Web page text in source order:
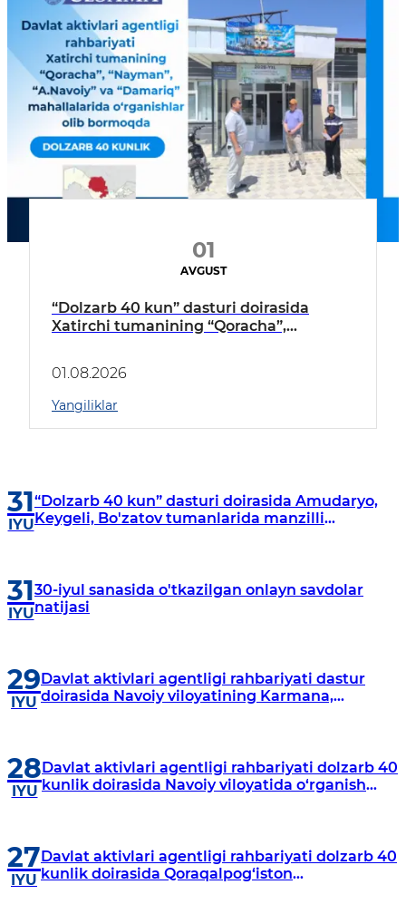
01
AVGUST
“Dolzarb 40 kun” dasturi doirasida
Xatirchi tumanining “Qoracha”,
borildi
01.08.2026
Yangiliklar
31
IYU
“Dolzarb 40 kun” dasturi doirasida Amudaryo,
Keygeli, Bo'zatov tumanlarida manzilli
31
IYU
30-iyul sanasida o'tkazilgan onlayn savdolar
natijasi
29
IYU
Davlat aktivlari agentligi rahbariyati dastur
doirasida Navoiy viloyatining Karmana,
28
IYU
Davlat aktivlari agentligi rahbariyati dolzarb 40
kunlik doirasida Navoiy viloyatida o‘rganish
27
IYU
Davlat aktivlari agentligi rahbariyati dolzarb 40
kunlik doirasida Qoraqalpog‘iston